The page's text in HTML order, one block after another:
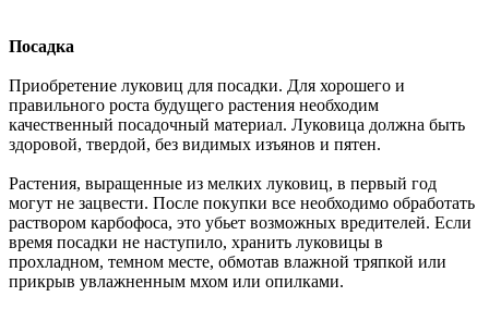
Посадка
Приобретение луковиц для посадки. Для хорошего и
правильного роста будущего растения необходим
качественный посадочный материал. Луковица должна быть
здоровой, твердой, без видимых изъянов и пятен.
Растения, выращенные из мелких луковиц, в первый год
могут не зацвести. После покупки все необходимо обработать
раствором карбофоса, это убьет возможных вредителей. Если
время посадки не наступило, хранить луковицы в
прохладном, темном месте, обмотав влажной тряпкой или
прикрыв увлажненным мхом или опилками.